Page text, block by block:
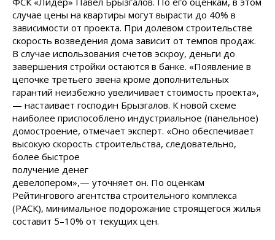
случае цены на квартиры могут вырасти до 40% в
зависимости от проекта. При долевом строительстве
скорость возведения дома зависит от темпов продаж.
В случае использования счетов эскроу, деньги до
завершения стройки остаются в банке. «Появление в
цепочке третьего звена кроме дополнительных
гарантий неизбежно увеличивает стоимость проекта»,
— настаивает господин Брызгалов. К новой схеме
наиболее приспособлено индустриальное (панельное)
домостроение, отмечает эксперт. «Оно обеспечивает
высокую скорость строительства, следовательно,
более быстрое
получение денег
девелопером»,— уточняет он. По оценкам
Рейтингового агентства строительного комплекса
(РАСК), минимальное подорожание строящегося жилья
составит 5–10% от текущих цен.